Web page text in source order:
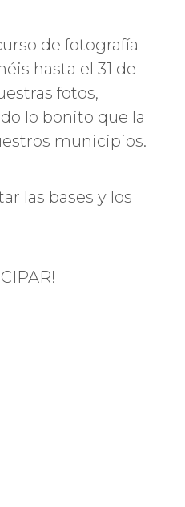
de fotografía
hasta el 31 de
fotos,
lo bonito que la
municipios.
las bases y los